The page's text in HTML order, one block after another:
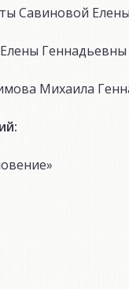
Савиновой
Геннадьевны
Михаила